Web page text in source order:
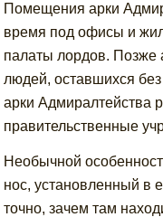
Помещения арки
время под офисы и
палаты лордов. Позже
людей, оставшихся
арки Адмиралтейства
правительственные
Необычной
нос, установленный в
точно, зачем там